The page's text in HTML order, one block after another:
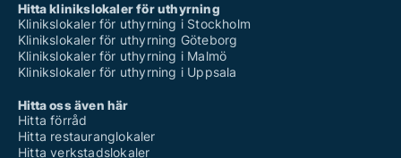
Hitta klinikslokaler för uthyrning
Klinikslokaler för uthyrning i Stockholm
Klinikslokaler för uthyrning Göteborg
Klinikslokaler för uthyrning i Malmö
Klinikslokaler för uthyrning i Uppsala
Hitta oss även här
Hitta förråd
Hitta restauranglokaler
Hitta verkstadslokaler